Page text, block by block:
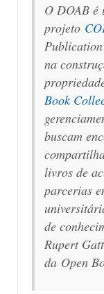
O DOAB é
projeto
na
Book
buscam
livros de
parcerias
de
Rupert
da Open